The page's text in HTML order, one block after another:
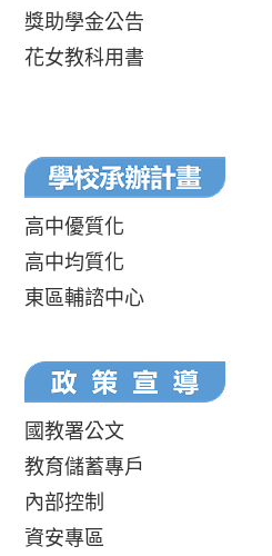
獎助學金公告
花女教科用書
高中優質化
高中均質化
東區輔諮中心
國教署公文
教育儲蓄專戶
內部控制
資安專區